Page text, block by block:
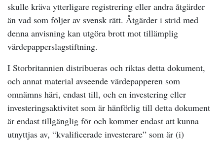
skulle kräva ytterligare registrering eller andra åtgärder
än vad som följer av svensk rätt. Åtgärder i strid med
denna anvisning kan utgöra brott mot tillämplig
värdepapperslagstiftning.
I Storbritannien distribueras och riktas detta dokument,
och annat material avseende värdepapperen som
omnämns häri, endast till, och en investering eller
investeringsaktivitet som är hänförlig till detta dokument
är endast tillgänglig för och kommer endast att kunna
utnyttjas av, “kvalificerade investerare” som är (i)